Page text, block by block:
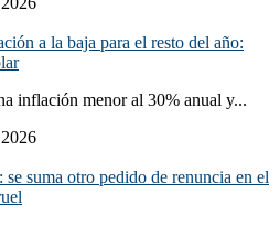
a la baja para el resto del año:
inflación menor al 30% anual y...
se suma otro pedido de renuncia en el